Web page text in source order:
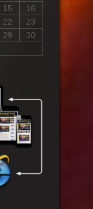
15
16
22
23
29
30